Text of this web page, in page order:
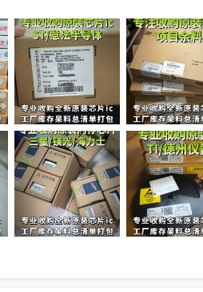
仓库积压、过期呆滞物料均可处理
，报价透明无套路，现款现结不压款
仓囤货统一打包回收，全程保密处理
储空间，高效盘活闲置物料回笼资金
三角、深圳区域当日上门看货📱
实物照片，免费快速精准估价
价高于同行，一站式清库存省心省力
时联系洽谈！
收起